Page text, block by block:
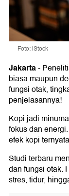
Foto: iStock
Jakarta-
biasa maupun
fungsi otak,
penjelasannya!
Kopi jadi
fokus dan
efek kopi
Studi terbaru
dan fungsi otak.
stres, tidur,